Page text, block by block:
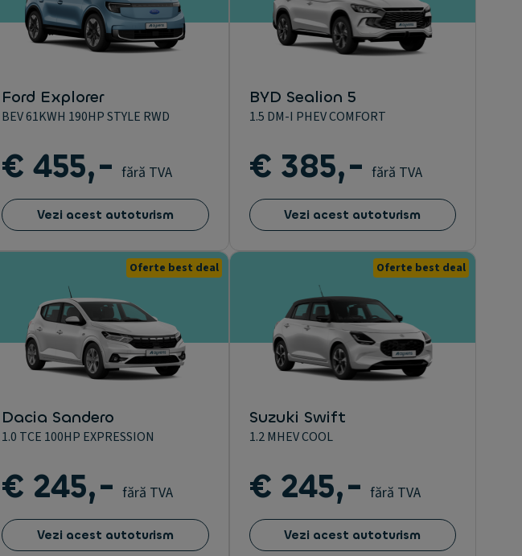
Ford Explorer
BEV 61KWH 190HP STYLE RWD
€ 455,- fără TVA
Vezi acest autoturism
BYD Sealion 5
1.5 DM-I PHEV COMFORT
€ 385,- fără TVA
Vezi acest autoturism
Oferte best deal
Dacia Sandero
1.0 TCE 100HP EXPRESSION
€ 245,- fără TVA
Vezi acest autoturism
Oferte best deal
Suzuki Swift
1.2 MHEV COOL
€ 245,- fără TVA
Vezi acest autoturism